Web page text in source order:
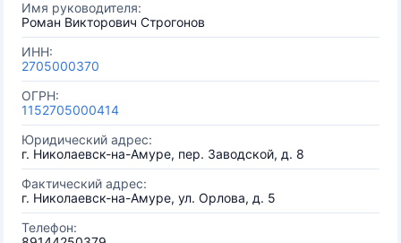
Имя руководителя:
Роман Викторович Строгонов
ИНН:
2705000370
ОГРН:
1152705000414
Юридический адрес:
г. Николаевск-на-Амуре, пер. Заводской, д. 8
Фактический адрес:
г. Николаевск-на-Амуре, ул. Орлова, д. 5
Телефон: